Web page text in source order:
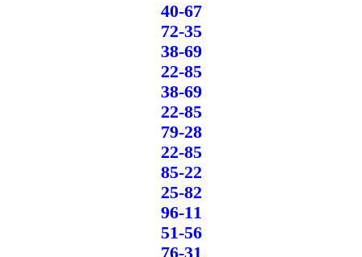
40-67
72-35
38-69
22-85
38-69
22-85
79-28
22-85
85-22
25-82
96-11
51-56
76-31